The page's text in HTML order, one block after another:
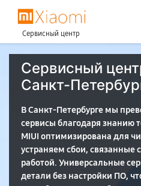
Сервисный центр
Сервисный
Санкт-
В Санкт-Петербурге мы
сервисы благодаря знанию
MIUI оптимизирована для
устраняем сбои, связанные
работой. Универсальные
детали без настройки ПО,